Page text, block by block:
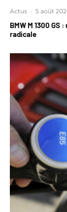
Actus · 5 août
BMW M 1300 GS
radicale